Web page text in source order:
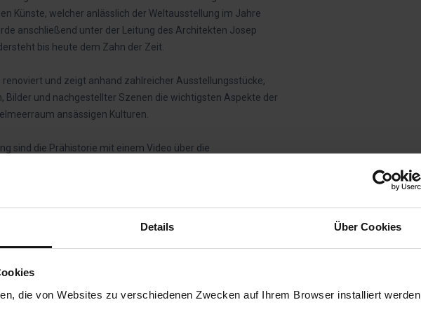
Details Über Cookies
die von Websites zu verschiedenen Zwecken auf Ihrem Browser installiert werden
Künste, welcher anlässlich der Weltausstellung im Jahre
anschließend unter der Leitung des Architekten Josep
bis heute dem Zahn der Zeit.
und zeigt anhand zahlreicher Ausstellungsstücke,
und nachgestellter Szenen die wichtigsten Aspekte der
ansässigen Kulturen.
sind die Prähistorie mit einem Video über die
der die Iberer die Hauptrolle spielen, die Kolonialisierung
Römischen Imperiums. Außergewöhnliche
Torredonjimeno aus dem 8. Jahrhundert; der Kiefer eines
53 200 Jahren einer der ältesten menschlichen
aus dem 4. und 3. Jahrhundert v. Chr., die phönizischen
Statue des Priapos aus Hostafrancs aus dem 2.